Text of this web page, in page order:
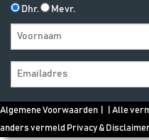
Dhr. Mevr.
Algemene Voorwaarden | | Alle
anders vermeld Privacy &